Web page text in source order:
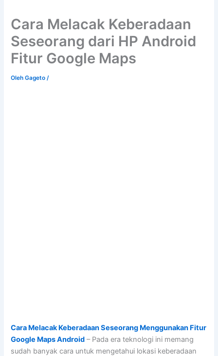
Cara Melacak Keberadaan
Seseorang dari HP Android
Fitur Google Maps
OlehGageto/
Cara Melacak Keberadaan Seseorang Menggunakan Fitur
Google Maps Android – Pada era teknologi ini memang
sudah banyak cara untuk mengetahui lokasi keberadaan